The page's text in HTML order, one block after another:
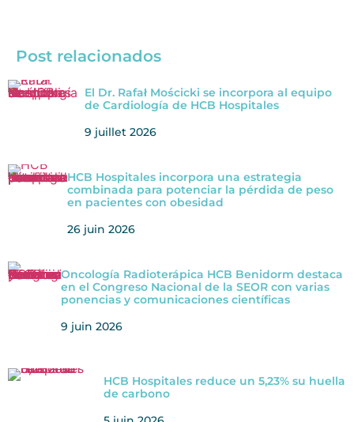
Post relacionados
El Dr. Rafał Mościcki se incorpora al equipo
de Cardiología de HCB Hospitales
9 juillet 2026
HCB Hospitales incorpora una estrategia
combinada para potenciar la pérdida de peso
en pacientes con obesidad
26 juin 2026
Oncología Radioterápica HCB Benidorm destaca
en el Congreso Nacional de la SEOR con varias
ponencias y comunicaciones científicas
9 juin 2026
HCB Hospitales reduce un 5,23% su huella
de carbono